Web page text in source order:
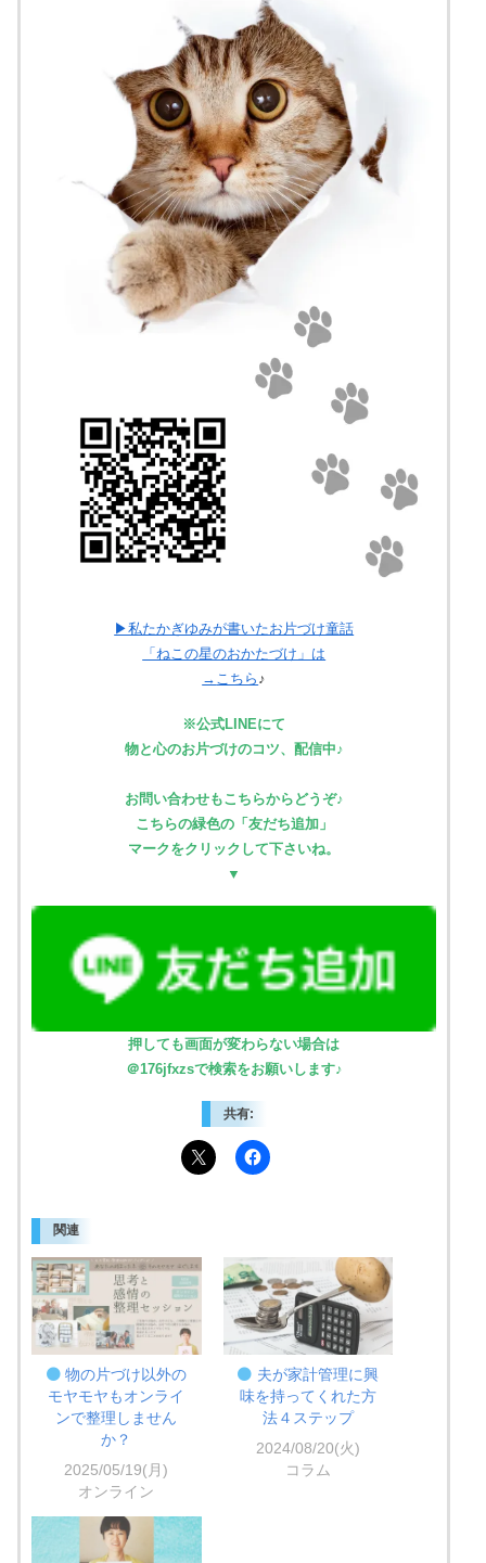
▶私たかぎゆみが書いたお片づけ童話
「ねこの星のおかたづけ」は
→ こちら ♪
※公式LINEにて
物と心のお片づけのコツ、配信中♪
お問い合わせもこちらからどうぞ♪
こちらの緑色の「友だち追加」
マークをクリックして下さいね。
▼
押しても画面が変わらない場合は
＠176jfxzsで検索をお願いします♪
共有:
関連
物の片づけ以外の
モヤモヤもオンライ
ンで整理しません
か？
2025/05/19(月)
オンライン
夫が家計管理に興
味を持ってくれた方
法４ステップ
2024/08/20(火)
コラム